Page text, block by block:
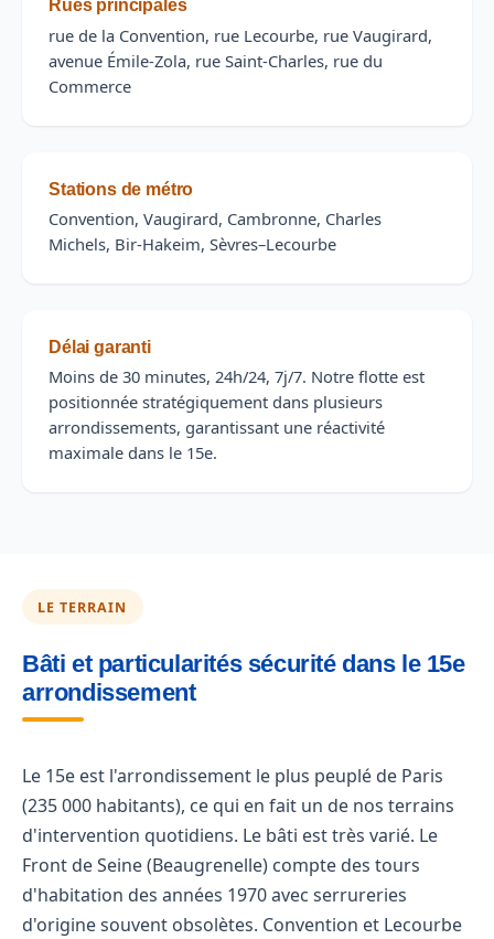
Rues principales
rue de la Convention, rue Lecourbe, rue Vaugirard,
avenue Émile-Zola, rue Saint-Charles, rue du
Commerce
Stations de métro
Convention, Vaugirard, Cambronne, Charles
Michels, Bir-Hakeim, Sèvres–Lecourbe
Délai garanti
Moins de 30 minutes, 24h/24, 7j/7. Notre flotte est
positionnée stratégiquement dans plusieurs
arrondissements, garantissant une réactivité
maximale dans le 15e.
LE TERRAIN
Bâti et particularités sécurité dans le 15e
arrondissement
Le 15e est l'arrondissement le plus peuplé de Paris
(235 000 habitants), ce qui en fait un de nos terrains
d'intervention quotidiens. Le bâti est très varié. Le
Front de Seine (Beaugrenelle) compte des tours
d'habitation des années 1970 avec serrureries
d'origine souvent obsolètes. Convention et Lecourbe